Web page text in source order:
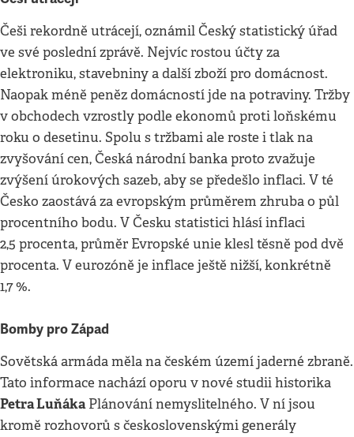
Češi rekordně utrácejí, oznámil Český statistický úřad
ve své poslední zprávě. Nejvíc rostou účty za
elektroniku, stavebniny a další zboží pro domácnost.
Naopak méně peněz domácností jde na potraviny. Tržby
v obchodech vzrostly podle ekonomů proti loňskému
roku o desetinu. Spolu s tržbami ale roste i tlak na
zvyšování cen, Česká národní banka proto zvažuje
zvýšení úrokových sazeb, aby se předešlo inflaci. V té
Česko zaostává za evropským průměrem zhruba o půl
procentního bodu. V Česku statistici hlásí inflaci
2,5 procenta, průměr Evropské unie klesl těsně pod dvě
procenta. V eurozóně je inflace ještě nižší, konkrétně
1,7 %.
Bomby pro Západ
Sovětská armáda měla na českém území jaderné zbraně.
Tato informace nachází oporu v nové studii historika
Petra LuňákaPlánování nemyslitelného. V ní jsou
kromě rozhovorů s československými generály